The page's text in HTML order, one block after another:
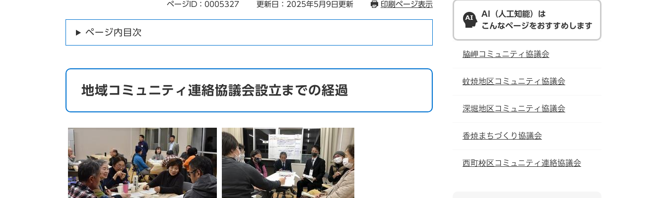
ページID：0005327 更新日：2025年5月9日更新 印刷ページ表示
ページ内目次
地域コミュニティ連絡協議会設立までの経過
AI（人工知能）は
こんなページをおすすめします
脇岬コミュニティ協議会
蚊焼地区コミュニティ協議会
深堀地区コミュニティ協議会
香焼まちづくり協議会
西町校区コミュニティ連絡協議会